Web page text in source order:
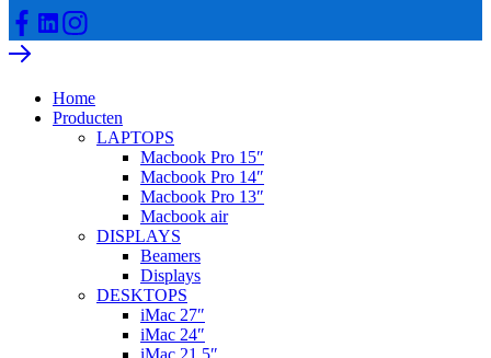
Home
Producten
LAPTOPS
Macbook Pro 15″
Macbook Pro 14″
Macbook Pro 13″
Macbook air
DISPLAYS
Beamers
Displays
DESKTOPS
iMac 27″
iMac 24″
iMac 21,5″